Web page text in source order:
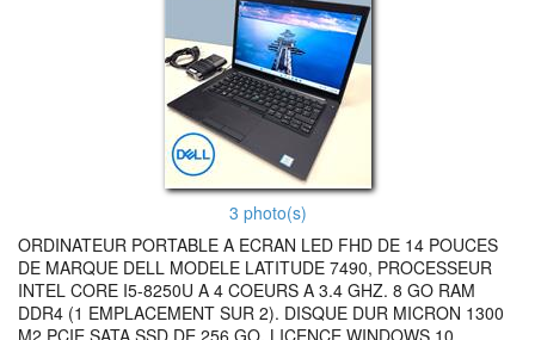
3 photo(s)
ORDINATEUR PORTABLE A ECRAN LED FHD DE 14 POUCES
DE MARQUE DELL MODELE LATITUDE 7490, PROCESSEUR
INTEL CORE I5-8250U A 4 COEURS A 3.4 GHZ. 8 GO RAM
DDR4 (1 EMPLACEMENT SUR 2). DISQUE DUR MICRON 1300
M2 PCIE SATA SSD DE 256 GO. LICENCE WINDOWS 10